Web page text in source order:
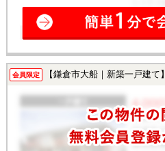
会員限定 【鎌倉市大船｜新築一戸建て】